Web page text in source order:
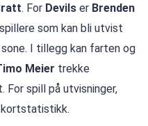
. For Devils er Brenden
som kan bli utvist
I tillegg kan farten og
Meier trekke
spill på utvisninger,
kortstatistikk.